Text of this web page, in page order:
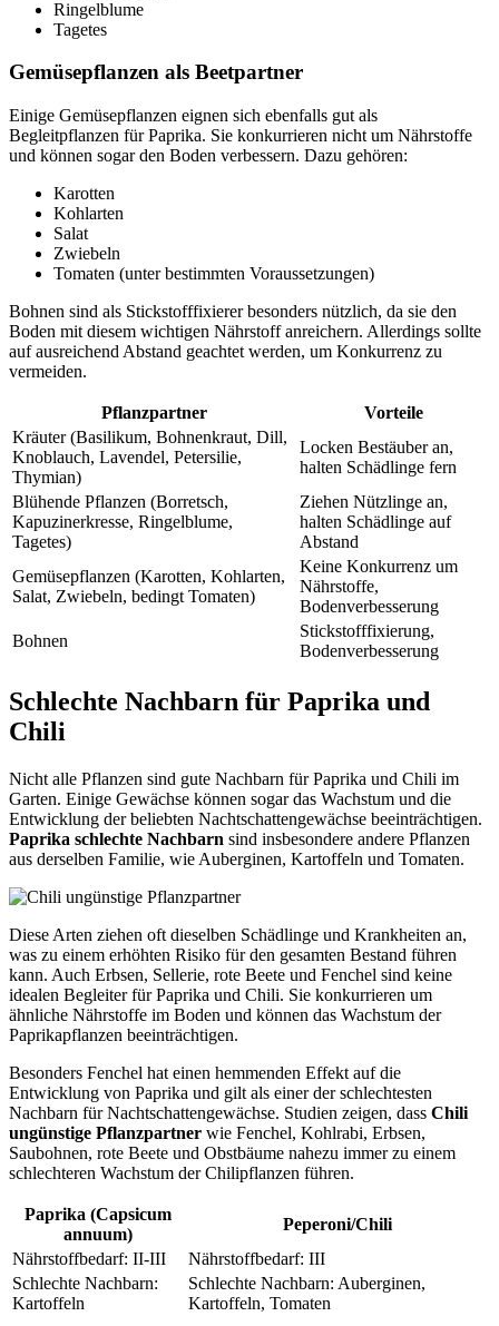
Ringelblume
Tagetes
Gemüsepflanzen als Beetpartner
Einige Gemüsepflanzen eignen sich ebenfalls gut als
Begleitpflanzen für Paprika. Sie konkurrieren nicht um Nährstoffe
und können sogar den Boden verbessern. Dazu gehören:
Karotten
Kohlarten
Salat
Zwiebeln
Tomaten (unter bestimmten Voraussetzungen)
Bohnen sind als Stickstofffixierer besonders nützlich, da sie den
Boden mit diesem wichtigen Nährstoff anreichern. Allerdings sollte
auf ausreichend Abstand geachtet werden, um Konkurrenz zu
vermeiden.
Pflanzpartner
Vorteile
Kräuter (Basilikum, Bohnenkraut, Dill,
Knoblauch, Lavendel, Petersilie,
Thymian)
Locken Bestäuber an,
halten Schädlinge fern
Blühende Pflanzen (Borretsch,
Kapuzinerkresse, Ringelblume,
Tagetes)
Ziehen Nützlinge an,
halten Schädlinge auf
Abstand
Gemüsepflanzen (Karotten, Kohlarten,
Salat, Zwiebeln, bedingt Tomaten)
Keine Konkurrenz um
Nährstoffe,
Bodenverbesserung
Bohnen
Stickstofffixierung,
Bodenverbesserung
Schlechte Nachbarn für Paprika und
Chili
Nicht alle Pflanzen sind gute Nachbarn für Paprika und Chili im
Garten. Einige Gewächse können sogar das Wachstum und die
Entwicklung der beliebten Nachtschattengewächse beeinträchtigen.
Paprika schlechte Nachbarn sind insbesondere andere Pflanzen
aus derselben Familie, wie Auberginen, Kartoffeln und Tomaten.
Diese Arten ziehen oft dieselben Schädlinge und Krankheiten an,
was zu einem erhöhten Risiko für den gesamten Bestand führen
kann. Auch Erbsen, Sellerie, rote Beete und Fenchel sind keine
idealen Begleiter für Paprika und Chili. Sie konkurrieren um
ähnliche Nährstoffe im Boden und können das Wachstum der
Paprikapflanzen beeinträchtigen.
Besonders Fenchel hat einen hemmenden Effekt auf die
Entwicklung von Paprika und gilt als einer der schlechtesten
Nachbarn für Nachtschattengewächse. Studien zeigen, dass Chili
ungünstige Pflanzpartner wie Fenchel, Kohlrabi, Erbsen,
Saubohnen, rote Beete und Obstbäume nahezu immer zu einem
schlechteren Wachstum der Chilipflanzen führen.
Paprika (Capsicum
annuum)
Peperoni/Chili
Nährstoffbedarf: II-III
Nährstoffbedarf: III
Schlechte Nachbarn:
Kartoffeln
Schlechte Nachbarn: Auberginen,
Kartoffeln, Tomaten